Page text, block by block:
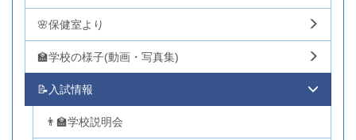
🌸保健室より
🏫学校の様子(動画・写真集)
📝入試情報
👨‍🏫学校説明会